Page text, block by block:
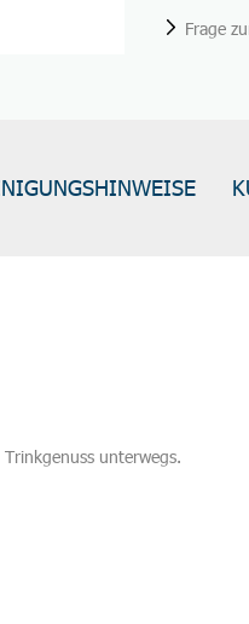
Frage
unterwegs.